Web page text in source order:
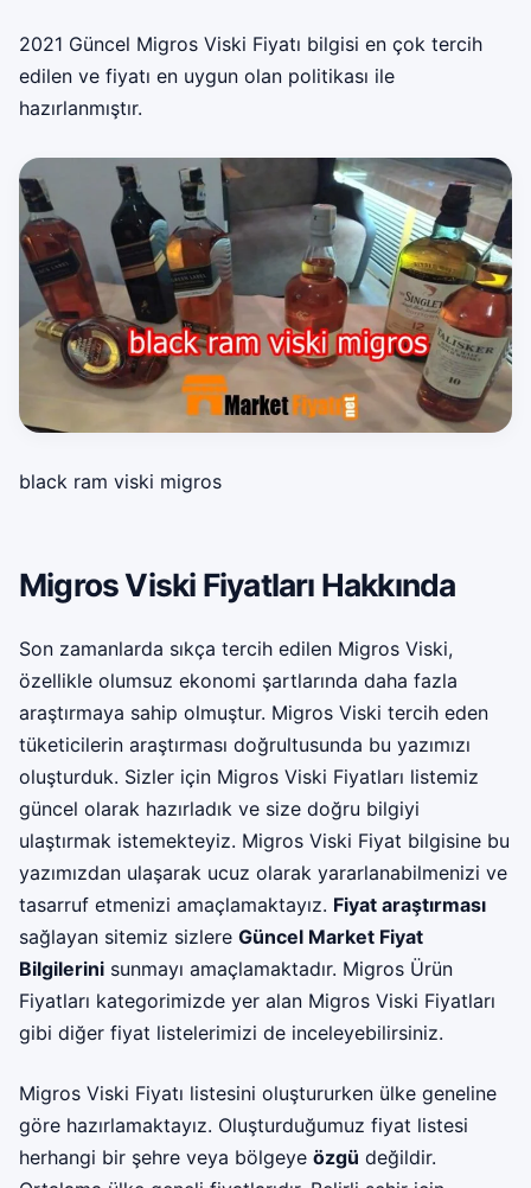
2021 Güncel Migros Viski Fiyatı bilgisi en çok tercih
edilen ve fiyatı en uygun olan politikası ile
hazırlanmıştır.
black ram viski migros
Migros Viski Fiyatları Hakkında
Son zamanlarda sıkça tercih edilen Migros Viski,
özellikle olumsuz ekonomi şartlarında daha fazla
araştırmaya sahip olmuştur. Migros Viski tercih eden
tüketicilerin araştırması doğrultusunda bu yazımızı
oluşturduk. Sizler için Migros Viski Fiyatları listemiz
güncel olarak hazırladık ve size doğru bilgiyi
ulaştırmak istemekteyiz. Migros Viski Fiyat bilgisine bu
yazımızdan ulaşarak ucuz olarak yararlanabilmenizi ve
tasarruf etmenizi amaçlamaktayız. Fiyat araştırması
sağlayan sitemiz sizlere Güncel Market Fiyat
Bilgilerini sunmayı amaçlamaktadır. Migros Ürün
Fiyatları kategorimizde yer alan Migros Viski Fiyatları
gibi diğer fiyat listelerimizi de inceleyebilirsiniz.
Migros Viski Fiyatı listesini oluştururken ülke geneline
göre hazırlamaktayız. Oluşturduğumuz fiyat listesi
herhangi bir şehre veya bölgeye özgü değildir.